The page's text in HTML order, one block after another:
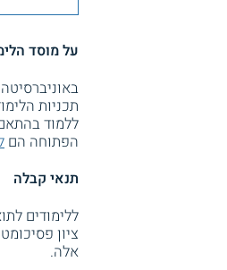
על מוסד
תכניות
ללמוד
הפתוחה הם
תנאי קבלה
ללימודים
ציון
אלה.